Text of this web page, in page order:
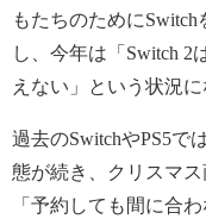
もたちのために
し、今年は「Switch 2
えない」という状況に
過去のSwitchやPS5で
態が続き、クリスマ
「予約しても間に合